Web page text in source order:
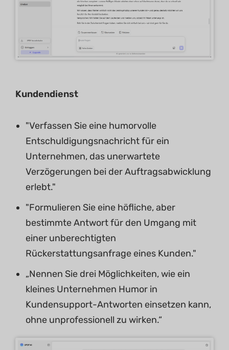
Kundendienst
"Verfassen Sie eine humorvolle
Entschuldigungsnachricht für ein
Unternehmen, das unerwartete
Verzögerungen bei der Auftragsabwicklung
erlebt."
"Formulieren Sie eine höfliche, aber
bestimmte Antwort für den Umgang mit
einer unberechtigten
Rückerstattungsanfrage eines Kunden."
„Nennen Sie drei Möglichkeiten, wie ein
kleines Unternehmen Humor in
Kundensupport-Antworten einsetzen kann,
ohne unprofessionell zu wirken.“